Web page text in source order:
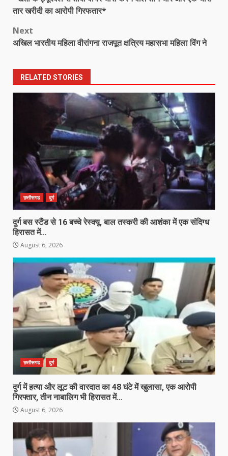
navigation
तार खरीदी का आरोपी गिरफतार*
Next
अखिल भारतीय महिला वीरांगना राजपूत क्षत्रिय महासभा महिला विंग ने
RELATED STORIES
छत्तीसगढ दुर्ग
दुर्ग बस स्टैंड से 16 बच्चे रेस्क्यू, बाल तस्करी की आशंका में एक संदिग्ध
हिरासत में…
August 6, 2026
छत्तीसगढ दुर्ग
दुर्ग में हत्या और लूट की वारदात का 48 घंटे में खुलासा, एक आरोपी
गिरफ्तार, तीन नाबालिग भी हिरासत में…
August 6, 2026